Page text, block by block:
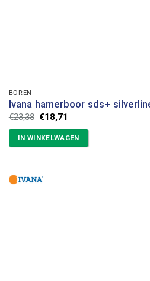
BOREN
Ivana hamerboor sds+
€23,38 Oorspronkelijke
prijs
was:
€23,38.
€18,71
is:
€18,71.
IN WINKELWAGEN